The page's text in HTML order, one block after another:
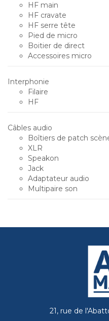
HF main
HF cravate
HF serre tête
Pied de micro
Boitier de direct
Accessoires micro
Interphonie
Filaire
HF
Câbles audio
Boîtiers de patch
XLR
Speakon
Jack
Adaptateur audio
Multipaire son
21, rue de